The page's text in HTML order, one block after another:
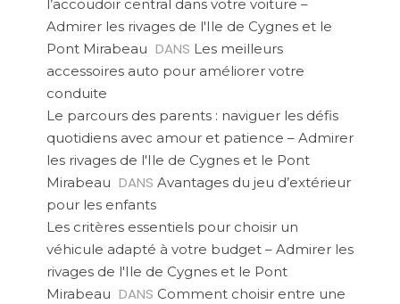
l’accoudoir central dans votre voiture –
Admirer les rivages de l'Ile de Cygnes et le
Pont Mirabeau DANS Les meilleurs
accessoires auto pour améliorer votre
conduite
Le parcours des parents : naviguer les défis
quotidiens avec amour et patience – Admirer
les rivages de l'Ile de Cygnes et le Pont
Mirabeau DANS Avantages du jeu d’extérieur
pour les enfants
Les critères essentiels pour choisir un
véhicule adapté à votre budget – Admirer les
rivages de l'Ile de Cygnes et le Pont
Mirabeau DANS Comment choisir entre une